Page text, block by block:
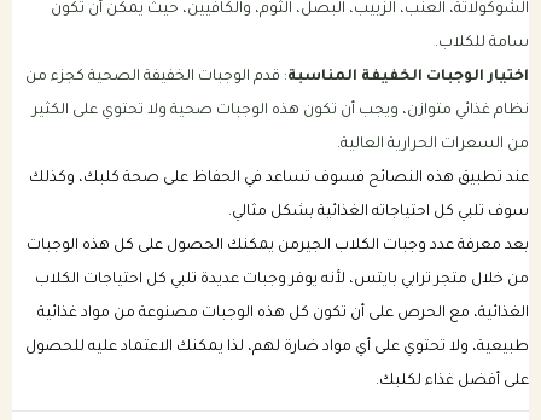
الشوكولاتة، العنب، الزبيب، البصل، الثوم، والكافيين، حيث يمكن أن تكون
سامة للكلاب.
اختيار الوجبات الخفيفة المناسبة: قدم الوجبات الخفيفة الصحية كجزء من
نظام غذائي متوازن، ويجب أن تكون هذه الوجبات صحية ولا تحتوي على الكثير
من السعرات الحرارية العالية.
عند تطبيق هذه النصائح فسوف تساعد في الحفاظ على صحة كلبك، وكذلك
سوف تلبي كل احتياجاته الغذائية بشكل مثالي.
بعد معرفة عدد وجبات الكلاب الجيرمن يمكنك الحصول على كل هذه الوجبات
من خلال متجر ترابي بايتس، لأنه يوفر وجبات عديدة تلبي كل احتياجات الكلاب
الغذائية، مع الحرص على أن تكون كل هذه الوجبات مصنوعة من مواد غذائية
طبيعية، ولا تحتوي على أي مواد ضارة لهم، لذا يمكنك الاعتماد عليه للحصول
على أفضل غذاء لكلبك.